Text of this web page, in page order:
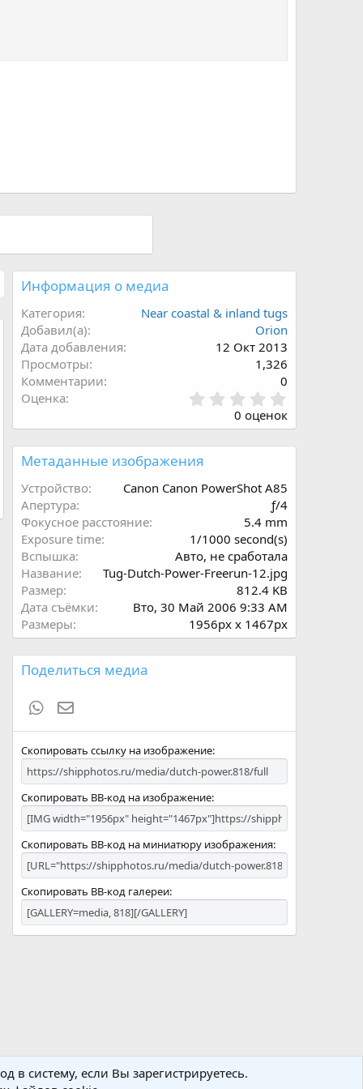
Информация о медиа
Категория
Near coastal & inland tugs
Добавил(а)
Orion
Дата добавления
12 Окт 2013
Просмотры
1,326
Комментарии
0
Оценка
.
0
0
0 оценок
Метаданные изображения
Устройство
Canon Canon PowerShot A85
Апертура
ƒ/4
Фокусное расстояние
5.4 mm
Exposure time
1/1000 second(s)
Вспышка
Авто, не сработала
Название
Tug-Dutch-Power-Freerun-12.jpg
Размер
812.4 KB
Дата съёмки
Вто, 30 Май 2006 9:33 AM
Размеры
1956px x 1467px
Поделиться медиа
WhatsApp
Скопировать ссылку на изображение
Скопировать BB-код на изображение
Скопировать BB-код на миниатюру изображения
Скопировать BB-код галереи
в систему, если Вы зарегистрируетесь.